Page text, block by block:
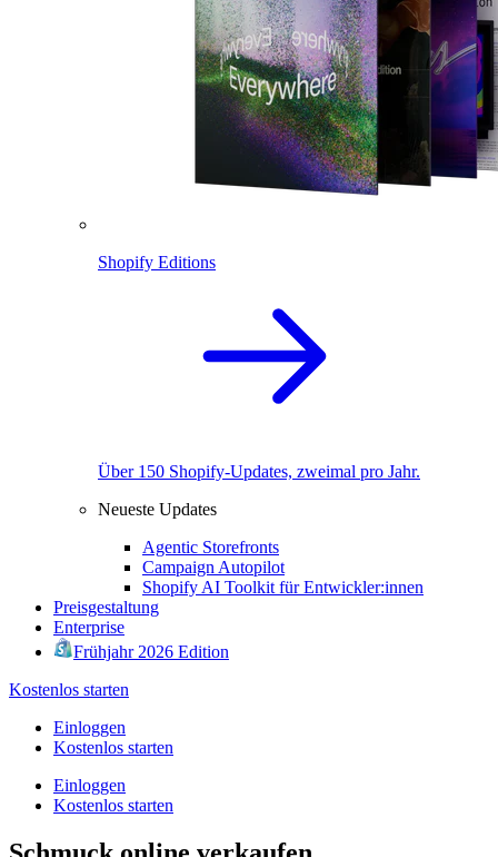
Shopify Editions
Über 150 Shopify-Updates, zweimal pro Jahr.
Neueste Updates
Agentic Storefronts
Campaign Autopilot
Shopify AI Toolkit für Entwickler:innen
Preisgestaltung
Enterprise
Frühjahr 2026 Edition
Kostenlos starten
Einloggen
Kostenlos starten
Einloggen
Kostenlos starten